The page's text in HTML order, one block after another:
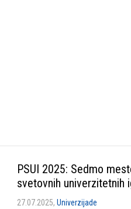
PSUI 2025: Sedmo
svetovnih univerzitetnih
27.07.2025, Univerzijade